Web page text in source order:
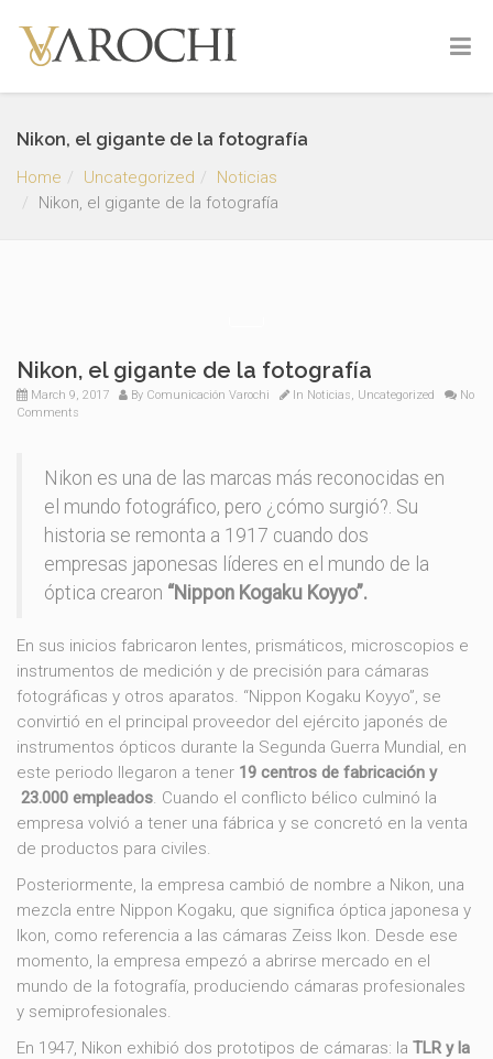
Nikon, el gigante de la fotografía
Home Uncategorized
Noticias
Nikon, el gigante de la fotografía
Nikon, el gigante de la fotografía
March 9, 2017 By Comunicación Varochi In Noticias, Uncategorized
No
Comments
Nikon es una de las marcas más reconocidas en
el mundo fotográfico, pero ¿cómo surgió?. Su
historia se remonta a 1917 cuando dos
empresas japonesas líderes en el mundo de la
óptica crearon “Nippon Kogaku Koyyo”.
En sus inicios fabricaron lentes, prismáticos, microscopios e
instrumentos de medición y de precisión para cámaras
fotográficas y otros aparatos. “Nippon Kogaku Koyyo”, se
convirtió en el principal proveedor del ejército japonés de
instrumentos ópticos durante la Segunda Guerra Mundial, en
este periodo llegaron a tener 19 centros de fabricación y
23.000 empleados. Cuando el conflicto bélico culminó la
empresa volvió a tener una fábrica y se concretó en la venta
de productos para civiles.
Posteriormente, la empresa cambió de nombre a Nikon, una
mezcla entre Nippon Kogaku, que significa óptica japonesa y
Ikon, como referencia a las cámaras Zeiss Ikon. Desde ese
momento, la empresa empezó a abrirse mercado en el
mundo de la fotografía, produciendo cámaras profesionales
y semiprofesionales.
En 1947, Nikon exhibió dos prototipos de cámaras: la TLR y la